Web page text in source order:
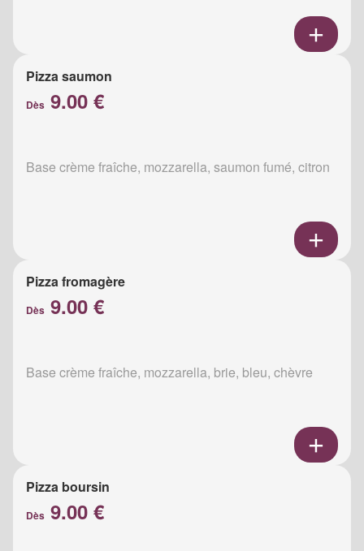
Pizza saumon
Dès 9.00 €
Base crème fraîche, mozzarella, saumon fumé, citron
Pizza fromagère
Dès 9.00 €
Base crème fraîche, mozzarella, brie, bleu, chèvre
Pizza boursin
Dès 9.00 €